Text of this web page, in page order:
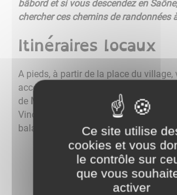
bâbord et si vous descendez en
chercher ces chemins de randonnées
Itinéraires locaux
A pieds, à partir de la place du village,
accéder aux itinéraires de
de Marigny
et les 13 communes
Vincent (soit plus d'une centaine de
balades).
Ce site utilise
cookies et vous
le contrôle sur
que vous
activer